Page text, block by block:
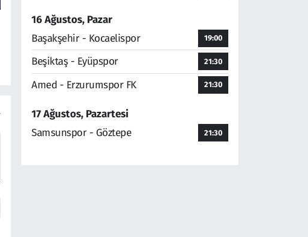
16 Ağustos, Pazar
Başakşehir - Kocaelispor
19:00
Beşiktaş - Eyüpspor 21:30
Amed - Erzurumspor FK 21:30
17 Ağustos, Pazartesi
Samsunspor - Göztepe
21:30